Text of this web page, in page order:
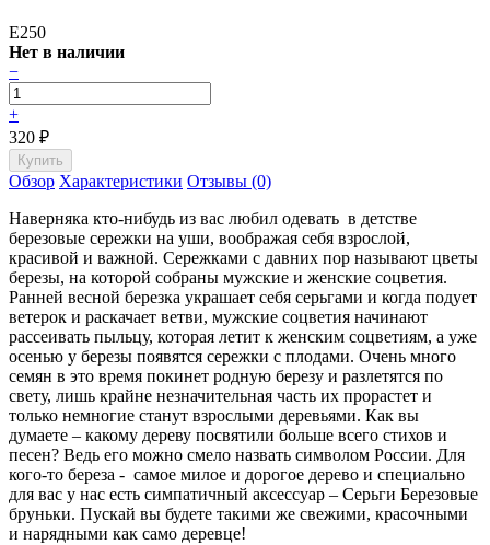
E250
Нет в наличии
−
+
320 ₽
Обзор Характеристики Отзывы (0)
Наверняка кто-нибудь из вас любил одевать в детстве
березовые сережки на уши, воображая себя взрослой,
красивой и важной. Сережками с давних пор называют цветы
березы, на которой собраны мужские и женские соцветия.
Ранней весной березка украшает себя серьгами и когда подует
ветерок и раскачает ветви, мужские соцветия начинают
рассеивать пыльцу, которая летит к женским соцветиям, а уже
осенью у березы появятся сережки с плодами. Очень много
семян в это время покинет родную березу и разлетятся по
свету, лишь крайне незначительная часть их прорастет и
только немногие станут взрослыми деревьями. Как вы
думаете – какому дереву посвятили больше всего стихов и
песен? Ведь его можно смело назвать символом России. Для
кого-то береза - самое милое и дорогое дерево и специально
для вас у нас есть симпатичный аксессуар – Серьги Березовые
бруньки. Пускай вы будете такими же свежими, красочными
и нарядными как само деревце!